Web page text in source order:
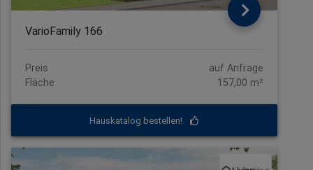
VarioFamily 166
Preis
auf Anfrage
Fläche
157,00 m²
Hauskatalog bestellen!